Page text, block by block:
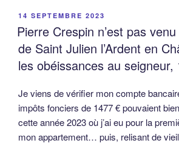
PUBLIÉ
LE
14 SEPTEMBRE 2023
Pierre Crespin n’est pas
de Saint Julien l’Ardent en
les obéissances au seigneur,
Je viens de vérifier mon compte
impôts fonciers de 1477 € pouvaient
cette année 2023 où j’ai eu pour la
mon appartement… puis, relisant de